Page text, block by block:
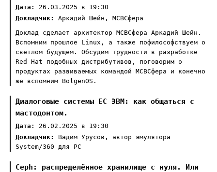
Дата:
26.03.2025 в 19:30
Докладчик:
Аркадий Шейн, МСВСфера
Доклад сделает архитектор МСВСфера Аркадий Шейн.
Вспомним прошлое Linux, а также пофилософствуем о
светлом будущем. Обсудим трудности в разработке
Red Hat подобных дистрибутивов, поговорим о
продуктах развиваемых командой МСВСфера и конечно
же вспомним BolgenOS.
Диалоговые системы ЕС ЭВМ: как общаться с
мастодонтом.
Дата:
26.02.2025 в 19:30
Докладчик:
Вадим Урусов, автор эмулятора
System/360 для PC
Ceph: распределённое хранилище с нуля. Или